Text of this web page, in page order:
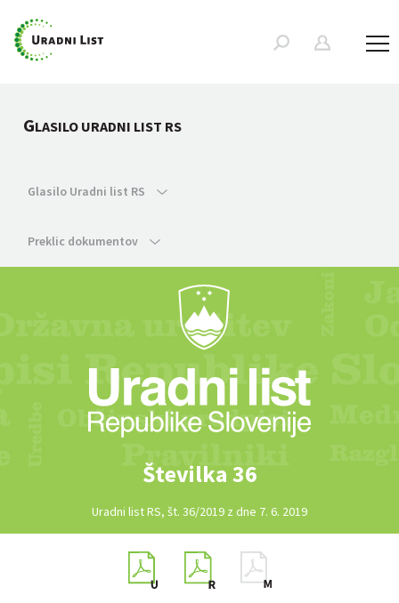
GLASILO URADNI LIST RS
Glasilo Uradni list RS
Preklic dokumentov
Številka 36
Uradni list RS, št. 36/2019 z dne 7. 6. 2019